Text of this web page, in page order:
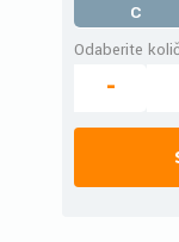
C
Odaberite
-